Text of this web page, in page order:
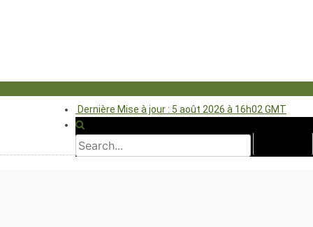
Dernière Mise à jour : 5 août 2026 à 16h02 GMT